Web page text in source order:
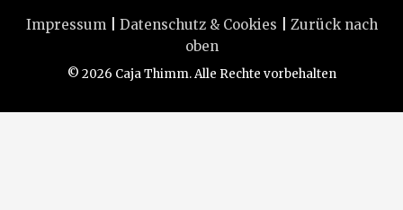
Impressum| Datenschutz & Cookies
Zurück nach
oben
© 2026 Caja Thimm. Alle Rechte vorbehalten